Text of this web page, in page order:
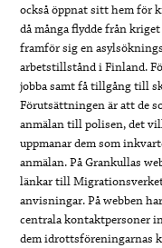
också öppnat sitt hem för
då många flydde från
framför sig en
arbetstillstånd i Finland.
jobba samt få tillgång till
Förutsättningen är att de
anmälan till polisen, det
uppmanar dem som
anmälan. På Grankullas
länkar till
anvisningar. På webben
centrala kontaktpersoner
dem idrottsföreningarnas